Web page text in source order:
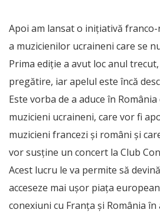
Apoi am lansat o inițiativă
a muzicienilor ucraineni care se
Prima ediție a avut loc anul
pregătire, iar apelul este încă
Este vorba de a aduce în
muzicieni ucraineni, care vor fi
muzicieni francezi și români și
vor susține un concert la Club
Acest lucru le va permite să
acceseze mai ușor piața
conexiuni cu Franța și România în